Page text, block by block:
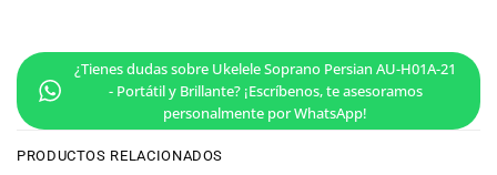
¿Tienes dudas sobre Ukelele Soprano Persian AU-H01A-21
- Portátil y Brillante? ¡Escríbenos, te asesoramos
personalmente por WhatsApp!
PRODUCTOS RELACIONADOS